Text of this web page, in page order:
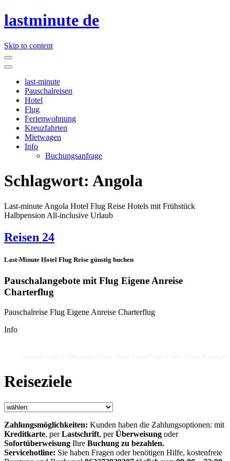
lastminute de
Skip to content
last-minute
Pauschalreisen
Hotel
Flug
Ferienwohnung
Kreuzfahrten
Mietwagen
Info
Buchungsanfrage
Schlagwort: Angola
Last-minute Angola Hotel Flug Reise Hotels mit Frühstück
Halbpension All-inclusive Urlaub
Reisen 24
Last-Minute Hotel Flug Reise günstig buchen
Pauschalangebote mit Flug Eigene Anreise
Charterflug
Pauschalreise Flug Eigene Anreise Charterflug
Info
Reiseziele
Zahlungsmöglichkeiten: Kunden haben die Zahlungsoptionen: mit
Kreditkarte, perLastschrift, perÜberweisung oder
Sofortüberweisung Ihre Buchung zu bezahlen.
Servicehotline: Sie haben Fragen oder benötigen Hilfe, kostenfreie